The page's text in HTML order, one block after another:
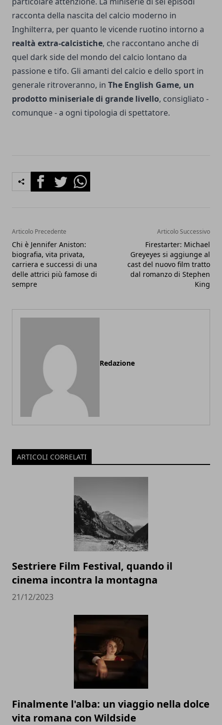
racconta della nascita del calcio moderno in
Inghilterra, per quanto le vicende ruotino intorno a
realtà extra-calcistiche, che raccontano anche di
quel dark side del mondo del calcio lontano da
passione e tifo. Gli amanti del calcio e dello sport in
generale ritroveranno, in The English Game, un
prodotto miniseriale di grande livello, consigliato -
comunque - a ogni tipologia di spettatore.
FacebookTwitterWhatsapp
Articolo Precedente
Chi è Jennifer Aniston:
biografia, vita privata,
carriera e successi di una
delle attrici più famose di
sempre
Articolo Successivo
Firestarter: Michael
Greyeyes si aggiunge al
cast del nuovo film tratto
dal romanzo di Stephen
King
Redazione
ARTICOLI CORRELATI
Sestriere Film Festival, quando il
cinema incontra la montagna
21/12/2023
Finalmente l'alba: un viaggio nella dolce
vita romana con Wildside